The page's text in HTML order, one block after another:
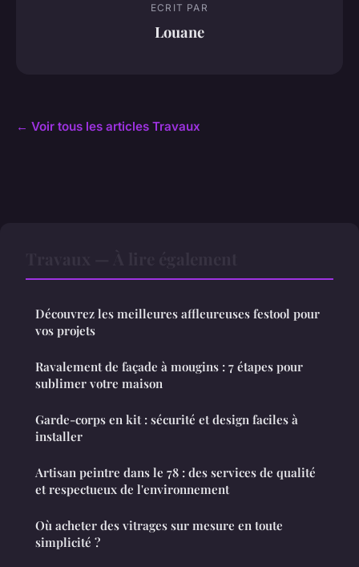
ECRIT PAR
Louane
← Voir tous les articles Travaux
Découvrez les meilleures affleureuses festool pour
vos projets
Ravalement de façade à mougins : 7 étapes pour
sublimer votre maison
Garde-corps en kit : sécurité et design faciles à
installer
Artisan peintre dans le 78 : des services de qualité
et respectueux de l'environnement
Où acheter des vitrages sur mesure en toute
simplicité ?